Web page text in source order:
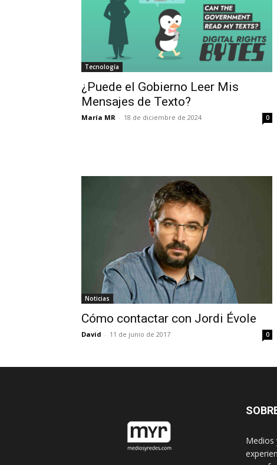
Tecnología
¿Puede el Gobierno Leer Mis
Mensajes de Texto?
María MR - 18 de diciembre de 2024 0
Noticias
Cómo contactar con Jordi Évole
David - 11 de junio de 2017 0
Medios